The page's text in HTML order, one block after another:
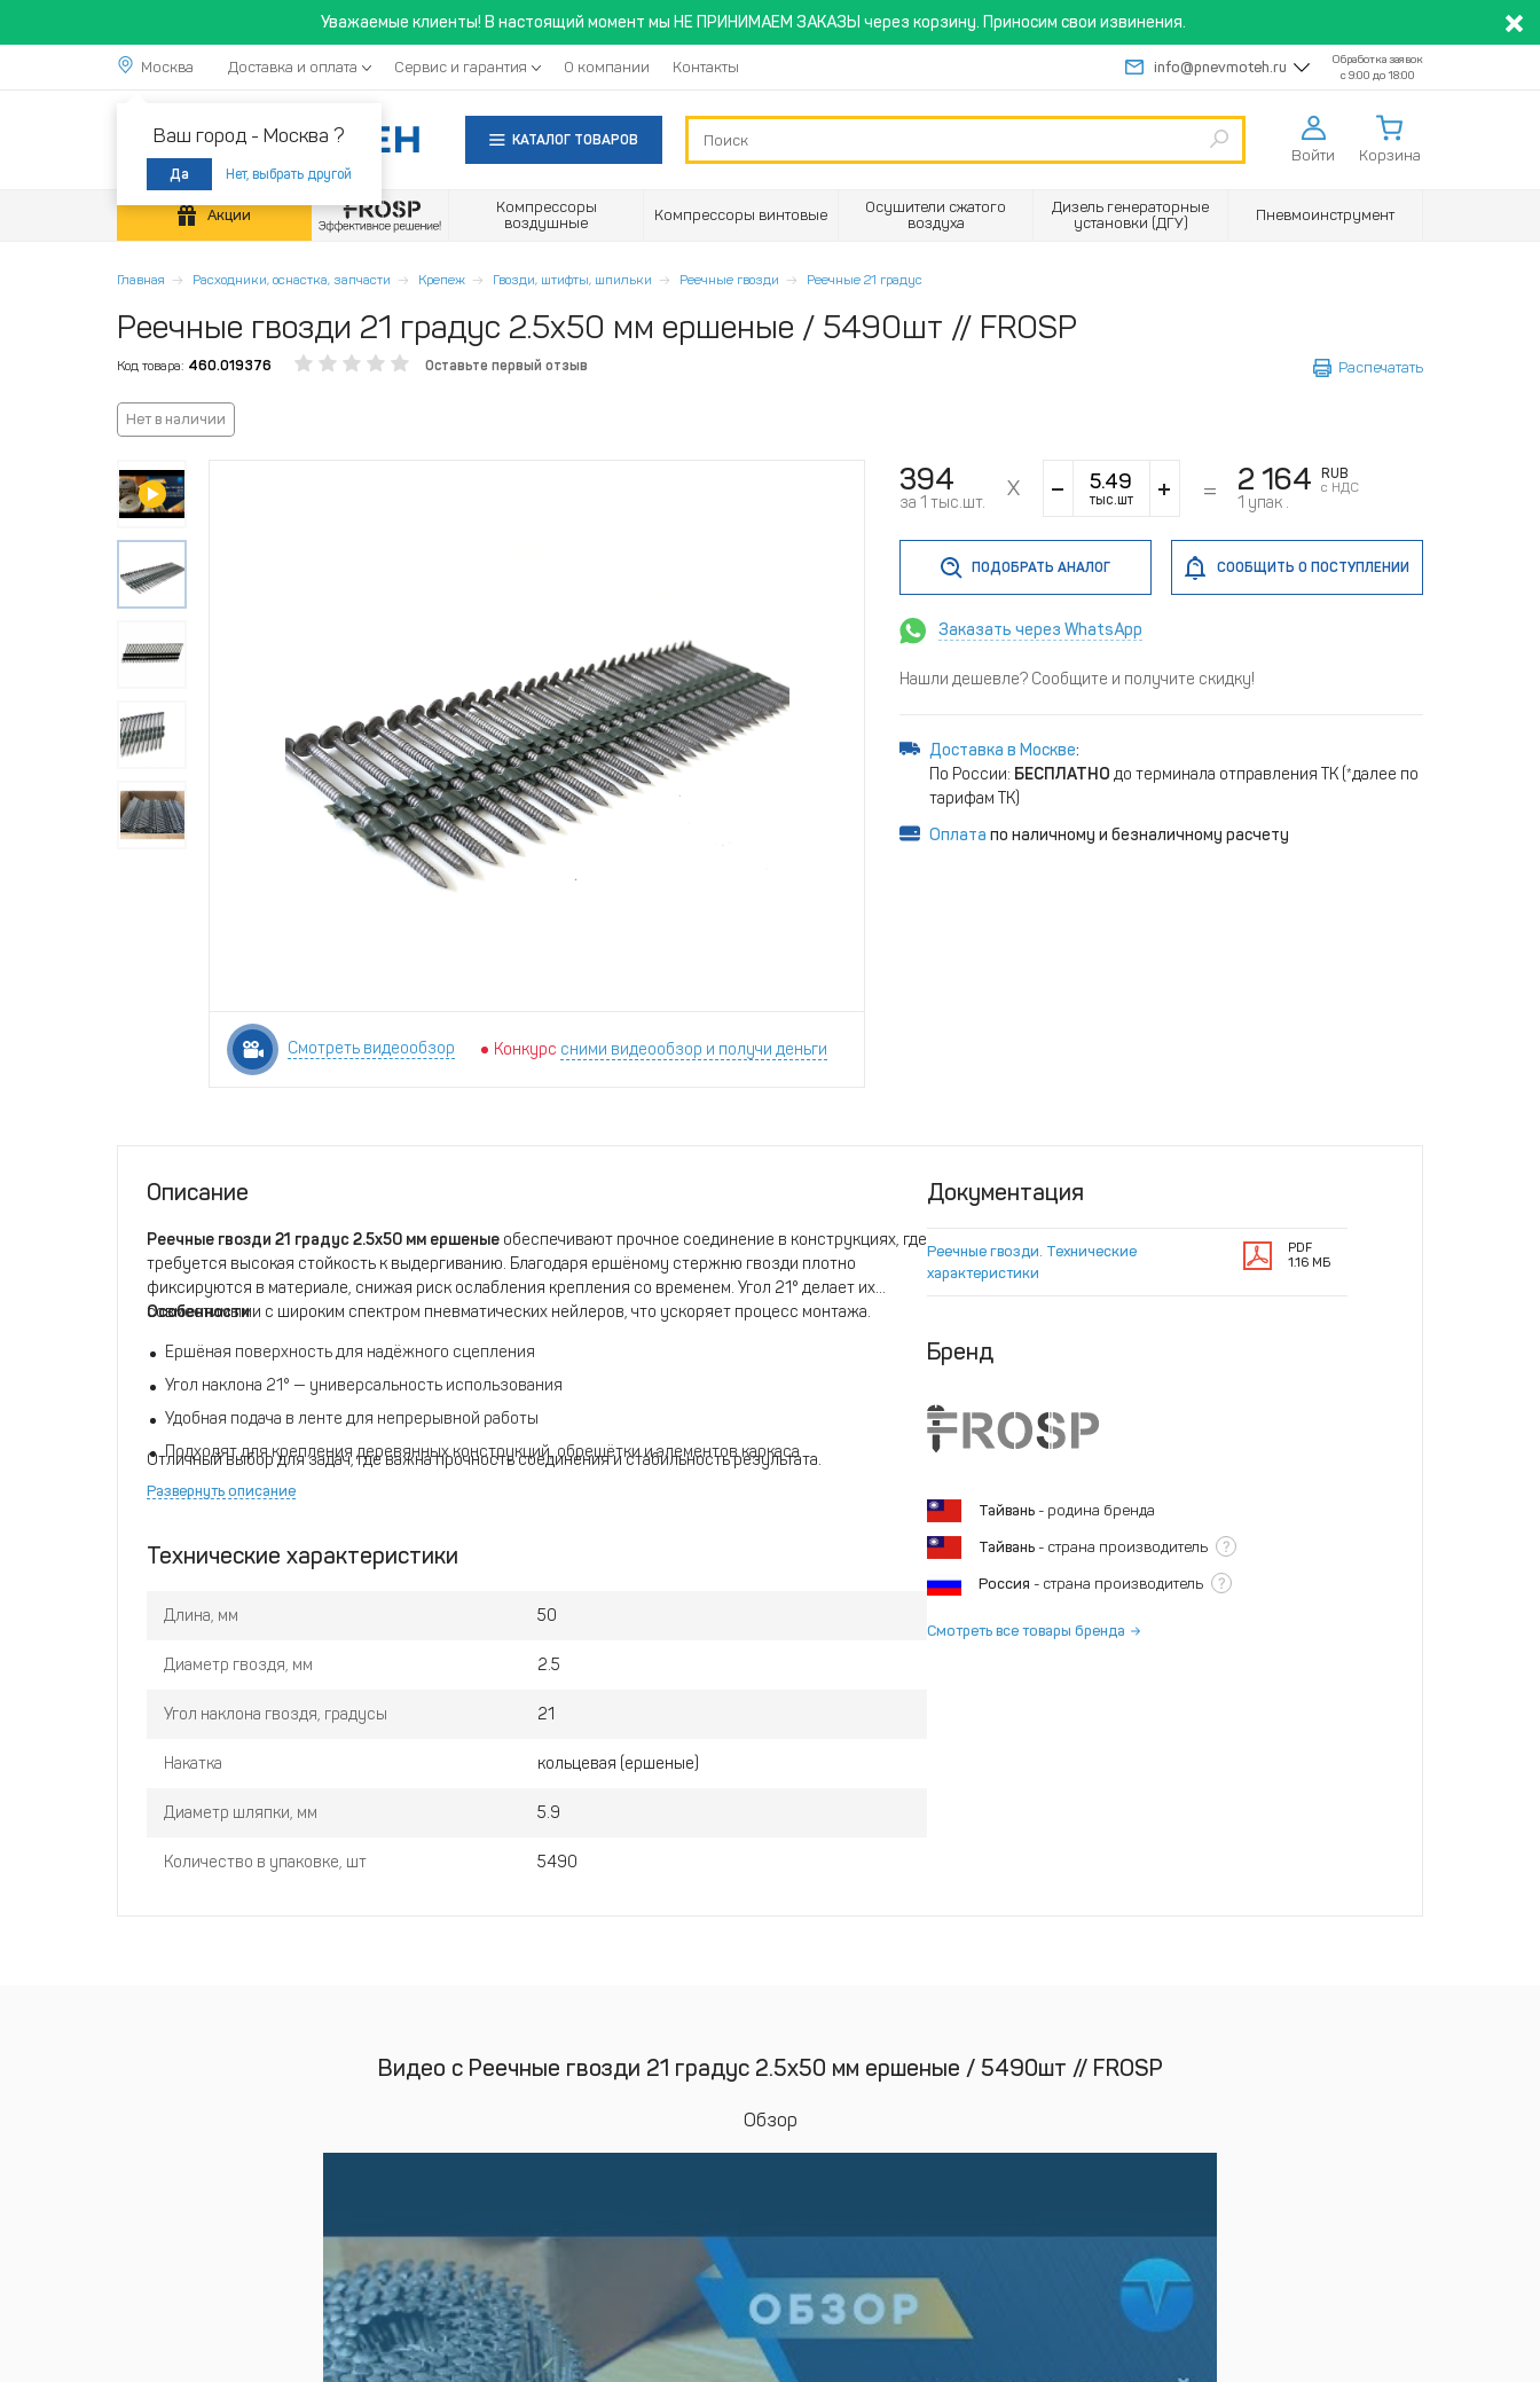
Уважаемые клиенты! В настоящий момент мы НЕ ПРИНИМАЕМ ЗАКАЗЫ через корзину. Приносим свои извинения.
Москва
Ваш город - Москва ?
Да Нет, выбрать другой
Доставка и оплата Сервис и гарантия О компании Контакты info@pnevmoteh.ru
Обработка заявок
с 9:00 до 18:00
КАТАЛОГ ТОВАРОВ
Войти Корзина
Акции
Компрессоры
воздушные
Компрессоры винтовые
Осушители сжатого
воздуха
Дизель генераторные
установки (ДГУ)
Пневмоинструмент
Главная Расходники, оснастка, запчасти Крепеж Гвозди, штифты, шпильки Реечные гвозди Реечные 21 градус
Реечные гвозди 21 градус 2.5х50 мм ершеные / 5490шт // FROSP
Код товара: 460.019376 Оставьте первый отзыв Распечатать
Нет в наличии
Смотреть видеообзор Конкурс сними видеообзор и получи деньги
394
за 1 тыс.шт. тыс.шт
2 164
RUB
с НДС
1 упак .
ПОДОБРАТЬ АНАЛОГ СООБЩИТЬ О ПОСТУПЛЕНИИ
Заказать через WhatsApp
Нашли дешевле? Сообщите и получите скидку!
Доставка в Москве:
По России: БЕСПЛАТНО до терминала отправления ТК (*далее по
тарифам ТК)
Оплата по наличному и безналичному расчету
Описание
Реечные гвозди 21 градус 2.5х50 мм ершеные обеспечивают прочное соединение в конструкциях, где
требуется высокая стойкость к выдергиванию. Благодаря ершёному стержню гвозди плотно
фиксируются в материале, снижая риск ослабления крепления со временем. Угол 21° делает их
совместимыми с широким спектром пневматических нейлеров, что ускоряет процесс монтажа.
Особенности
Ершёная поверхность для надёжного сцепления
Угол наклона 21° — универсальность использования
Удобная подача в ленте для непрерывной работы
Подходят для крепления деревянных конструкций, обрешётки и элементов каркаса
Отличный выбор для задач, где важна прочность соединения и стабильность результата.
Развернуть описание
Технические характеристики
Длина, мм 50
Диаметр гвоздя, мм 2.5
Угол наклона гвоздя, градусы 21
Накатка кольцевая (ершеные)
Диаметр шляпки, мм 5.9
Количество в упаковке, шт 5490
Документация
Реечные гвозди. Технические
характеристики
PDF
1.16 МБ
Бренд
Тайвань - родина бренда
Тайвань - страна производитель ?
Россия - страна производитель ?
Смотреть все товары бренда
Видео с Реечные гвозди 21 градус 2.5х50 мм ершеные / 5490шт // FROSP
Обзор